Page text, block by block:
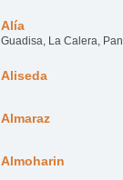
Alía
Guadisa, La Calera,
Aliseda
Almaraz
Almoharin